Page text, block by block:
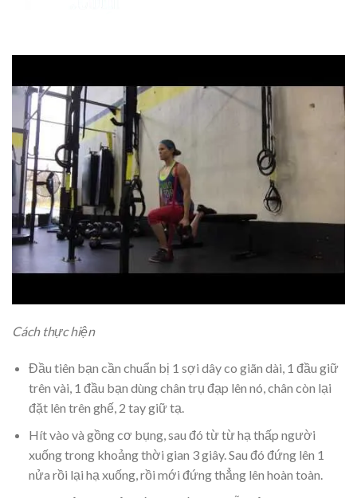
Cách thực hiện
Đầu tiên bạn cần chuẩn bị 1 sợi dây co giãn dài, 1 đầu giữ
trên vài, 1 đầu bạn dùng chân trụ đạp lên nó, chân còn lại
đặt lên trên ghế, 2 tay giữ tạ.
Hít vào và gồng cơ bụng, sau đó từ từ hạ thấp người
xuống trong khoảng thời gian 3 giây. Sau đó đứng lên 1
nửa rồi lại hạ xuống, rồi mới đứng thẳng lên hoàn toàn.